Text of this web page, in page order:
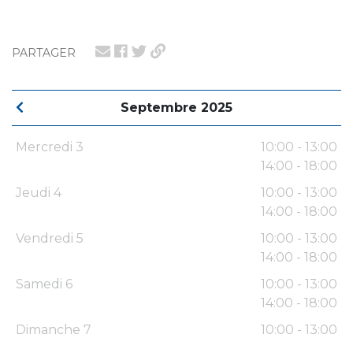
PARTAGER
Septembre 2025
Mercredi 3
10:00 - 13:00
14:00 - 18:00
Jeudi 4
10:00 - 13:00
14:00 - 18:00
Vendredi 5
10:00 - 13:00
14:00 - 18:00
Samedi 6
10:00 - 13:00
14:00 - 18:00
Dimanche 7
10:00 - 13:00